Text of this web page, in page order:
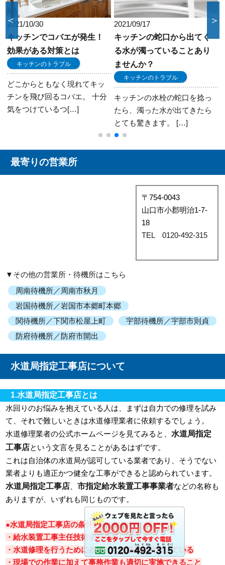
2021/10/30
キッチンでコバエが発生！
効果がある対策とは
キッチンのトラブル
どこからともなく現れてキッ
チンを飛び回るコバエ。 十分
気をつけているつ[…]
2021/09/17
キッチンの蛇口から出てく
る水が濁っていることあり
ませんか？
キッチンのトラブル
キッチンの水栓の蛇口を捻っ
たら、濁った水が出てきたら
とても驚きます。 […]
＜ ＞
最寄りの営業所
〒754-0043
山口市小郡明治1-7-
18
TEL 0120-492-315
▼その他の営業所・待機所はこちら
周南待機所／周南市秋月
岩国待機所／岩国市本郷町本郷
関待機所／下関市松屋上町
宇部待機所／宇部市則貞
防府待機所／防府市開出
水道局指定工事店について
1.水道局指定工事店とは
水回りのお悩みを抱えている人は、まずは自力での修理を試み
て、それで難しいときは水道修理業者に依頼するでしょう。
水道修理業者の公式ホームページを見てみると、水道局指定
工事店という文言を見ることがあるはずです。
これは自治体の水道局が認可している業者であり、そうでない
業者よりも適正かつ健全な工事ができると認められています。
水道局指定工事店、市指定給水装置工事事業者などの名称も
ありますが、いずれも同じものです。
●水道局指定工事店の条件
・給水装置工事主任技術者が在籍している
・水道修理を行うために必須となる機器を所有している
・現場での作業に加えて事務作業も適切に実施できること